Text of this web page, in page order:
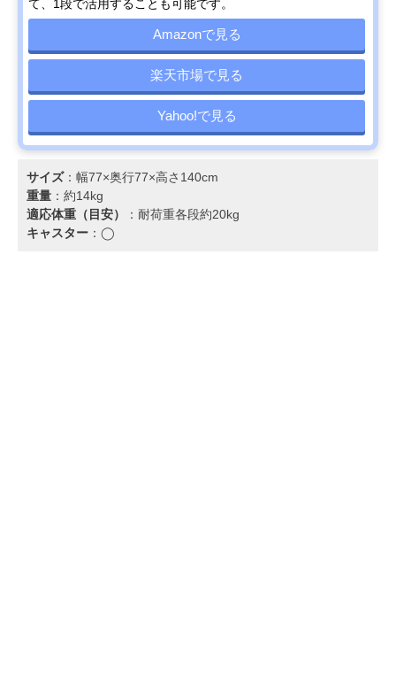
て、1段で活用することも可能です。
Amazonで見る
楽天市場で見る
Yahoo!で見る
サイズ：幅77×奥行77×高さ140cm
重量 ：約14kg
適応体重（目安）
：耐荷重各段約20kg
キャスター ：◯